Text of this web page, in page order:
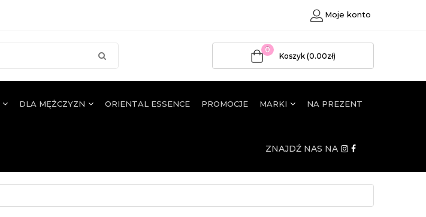
Moje konto
0
Koszyk (0.00zł)
DLA MĘŻCZYZN ORIENTAL ESSENCE PROMOCJE MARKI NA PREZENT
ZNAJDŹ NAS NA